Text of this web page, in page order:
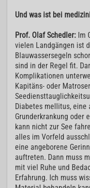
Und was ist bei
Prof. Olaf Schedler: Im
vielen Landgängen ist
Blauwassersegeln
sind in der Regel fit.
Komplikationen
Kapitäns- oder
Diabetes mellitus, eine
Grunderkrankung oder
kann nicht zur See
alles im Vorfeld
eine angeborene
auftreten. Dann muss
mit viel Ruhe und
Erfahrung. Ich muss